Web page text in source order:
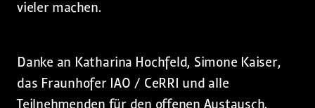
vieler machen.
Danke an Katharina Hochfeld, Simone Kaiser,
das Fraunhofer IAO / CeRRI und alle
Teilnehmenden für den offenen Austausch.